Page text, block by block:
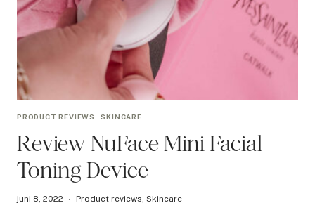
PRODUCT REVIEWS ·SKINCARE
Review NuFace Mini Facial
Toning Device
juni 8, 2022 Product reviews,Skincare